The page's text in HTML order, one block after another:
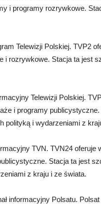
i programy rozrywkowe.
Telewizji Polskiej. TVP2
i rozrywkowe. Stacja ta jest
Telewizji Polskiej.
i programy
polityką i wydarzeniami z
TVN. TVN24 oferuje
Stacja ta jest
z kraju i ze świata.
informacyjny Polsatu.